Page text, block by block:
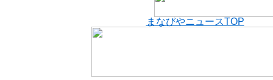
まなびやニュースTOP